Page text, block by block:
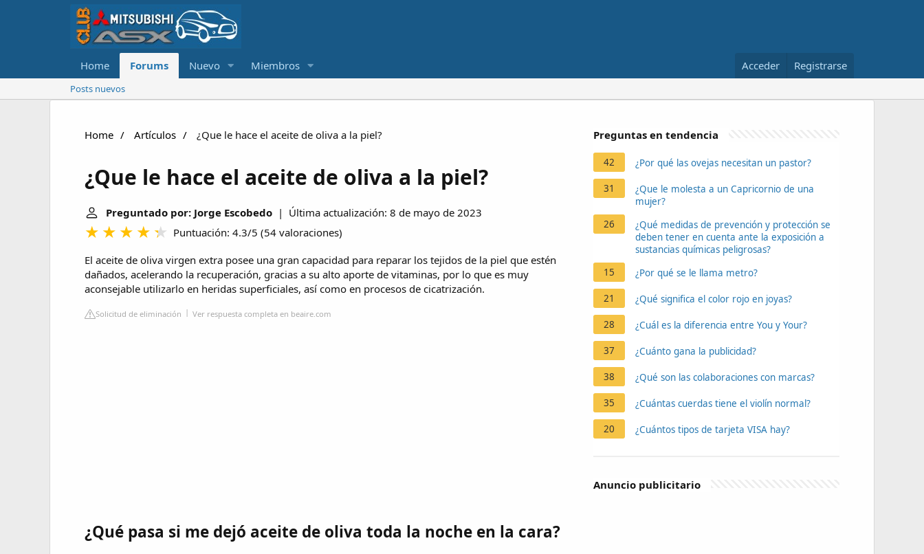
Home Forums Nuevo Miembros Acceder Registrarse
Posts nuevos
Home Artículos ¿Que le hace el aceite de oliva a la piel?
¿Que le hace el aceite de oliva a la piel?
Preguntado por: Jorge Escobedo | Última actualización: 8 de mayo de 2023
Puntuación: 4.3/5 (54 valoraciones)
El aceite de oliva virgen extra posee una gran capacidad para reparar los tejidos de la piel que estén
dañados, acelerando la recuperación, gracias a su alto aporte de vitaminas, por lo que es muy
aconsejable utilizarlo en heridas superficiales, así como en procesos de cicatrización.
Solicitud de eliminación Ver respuesta completa en beaire.com
¿Qué pasa si me dejó aceite de oliva toda la noche en la cara?
Preguntas en tendencia
42 ¿Por qué las ovejas necesitan un pastor?
31
¿Que le molesta a un Capricornio de una
mujer?
26
¿Qué medidas de prevención y protección se
deben tener en cuenta ante la exposición a
sustancias químicas peligrosas?
15
¿Por qué se le llama metro?
21 ¿Qué significa el color rojo en joyas?
28 ¿Cuál es la diferencia entre You y Your?
37 ¿Cuánto gana la publicidad?
38 ¿Qué son las colaboraciones con marcas?
35 ¿Cuántas cuerdas tiene el violín normal?
20 ¿Cuántos tipos de tarjeta VISA hay?
Anuncio publicitario